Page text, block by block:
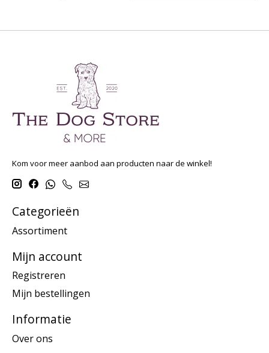
Kom voor meer aanbod aan producten naar de winkel!
Categorieën
Assortiment
Mijn account
Registreren
Mijn bestellingen
Informatie
Over ons